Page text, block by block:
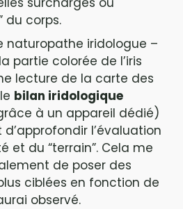
du corps.
naturopathe iridologue –
partie colorée de l’iris
lecture de la carte des
bilan iridologique
à un appareil dédié)
l’évaluation
et du “terrain”. Cela me
de poser des
ciblées en fonction de
observé.